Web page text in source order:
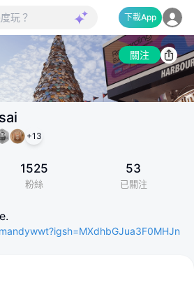
下載App
關注
+13
1525
粉絲
53
已關注